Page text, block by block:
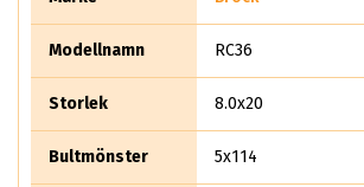
Modellnamn RC36
Storlek 8.0x20
Bultmönster 5x114